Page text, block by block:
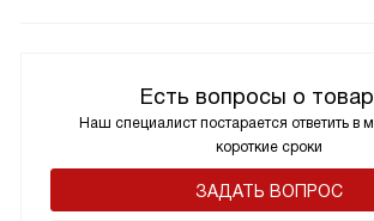
Есть вопросы о
Наш специалист постарается ответить в
короткие сроки
ЗАДАТЬ ВОПРОС